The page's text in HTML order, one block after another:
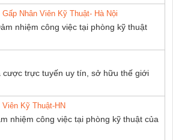
Nhân Viên Kỹ Thuật- Hà Nội
nhiệm công việc tại phòng kỹ thuật
cược trực tuyến uy tín, sở hữu thế giới
Kỹ Thuật-HN
nhiệm công việc tại phòng kỹ thuật của